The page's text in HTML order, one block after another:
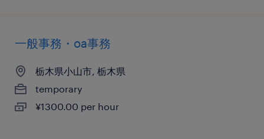
一般事務・oa事務
栃木県小山市, 栃木県
temporary
¥1300.00 per hour